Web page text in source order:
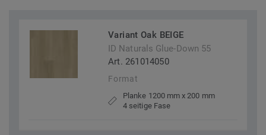
Variant Oak BEIGE
ID Naturals Glue-Down 55
Art. 261014050
Format
Planke 1200 mm x 200 mm
4 seitige Fase